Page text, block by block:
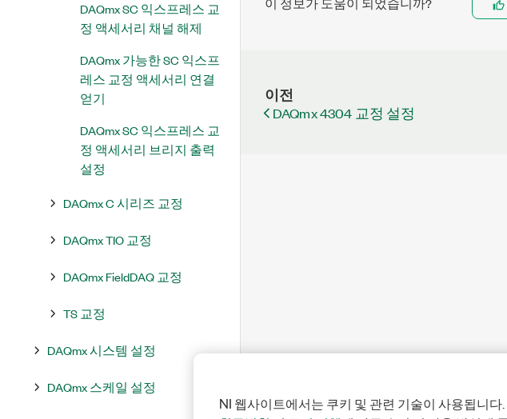
DAQmx SC 익스프레스 교
정 액세서리 채널 해제
DAQmx 가능한 SC 익스프
레스 교정 액세서리 연결
얻기
DAQmx SC 익스프레스 교
정 액세서리 브리지 출력
설정
DAQmx C 시리즈 교정
DAQmx TIO 교정
DAQmx FieldDAQ 교정
TS 교정
DAQmx 시스템 설정
DAQmx 스케일 설정
이전
DAQmx 4304 교정 설정
NI 웹사이트에서는 쿠키 및 관련 기술이 사용됩니다.